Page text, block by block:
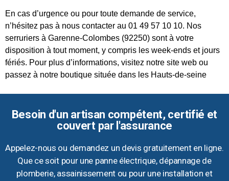
En cas d’urgence ou pour toute demande de service,
n’hésitez pas à nous contacter au 01 49 57 10 10. Nos
serruriers à Garenne-Colombes (92250) sont à votre
disposition à tout moment, y compris les week-ends et jours
fériés. Pour plus d’informations, visitez notre site web ou
passez à notre boutique située dans les Hauts-de-seine
Besoin d'un artisan compétent, certifié et
couvert par l'assurance
Appelez-nous ou demandez un devis gratuitement en ligne.
Que ce soit pour une panne électrique, dépannage de
plomberie, assainissement ou pour une installation et